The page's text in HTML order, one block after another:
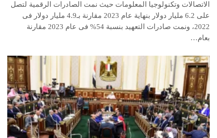
الاتصالات وتكنولوجيا المعلومات حيث نمت الصادرات الرقمية لتصل
على 6.2 مليار دولار بنهاية عام 2023 مقارنة بـ4.9 مليار دولار فى
2022، ونمت صادرات التعهيد بنسبة 54% فى عام 2023 مقارنة
بعام…